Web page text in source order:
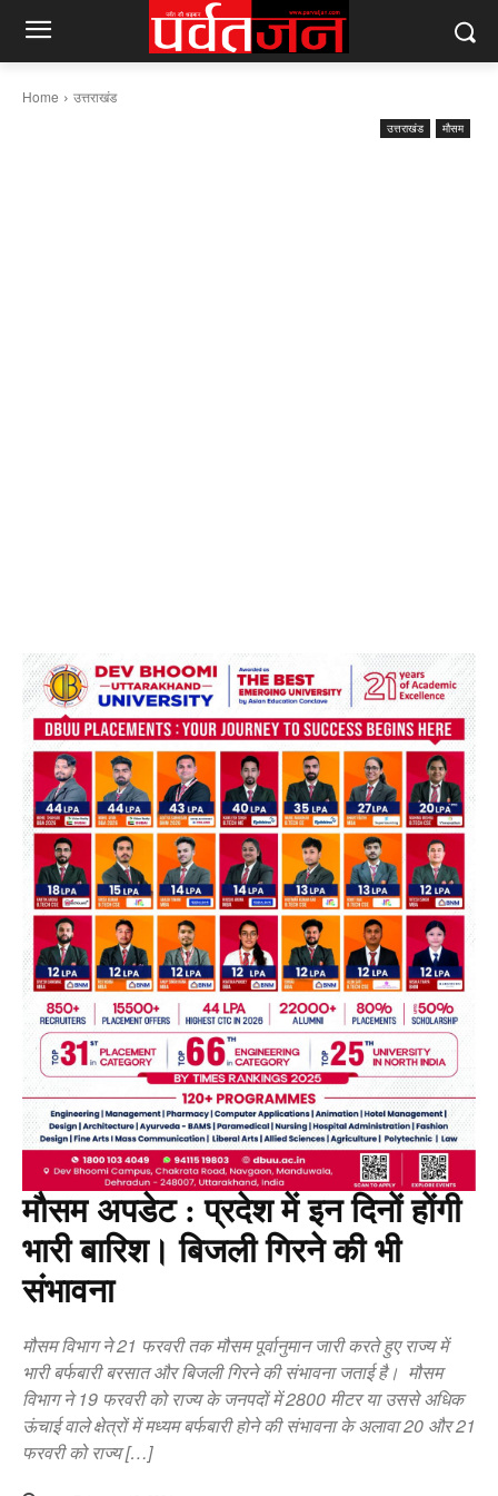
Home उत्तराखंड
उत्तराखंड मौसम
मौसम अपडेट : प्रदेश में इन दिनों होंगी
भारी बारिश। बिजली गिरने की भी
संभावना
मौसम विभाग ने 21 फरवरी तक मौसम पूर्वानुमान जारी करते हुए राज्य में
भारी बर्फबारी बरसात और बिजली गिरने की संभावना जताई है। मौसम
विभाग ने 19 फरवरी को राज्य के जनपदों में 2800 मीटर या उससे अधिक
ऊंचाई वाले क्षेत्रों में मध्यम बर्फबारी होने की संभावना के अलावा 20 और 21
फरवरी को राज्य […]